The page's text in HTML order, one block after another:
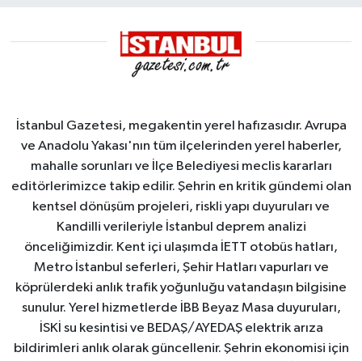
İstanbul Gazetesi, megakentin yerel hafızasıdır. Avrupa
ve Anadolu Yakası'nın tüm ilçelerinden yerel haberler,
mahalle sorunları ve İlçe Belediyesi meclis kararları
editörlerimizce takip edilir. Şehrin en kritik gündemi olan
kentsel dönüşüm projeleri, riskli yapı duyuruları ve
Kandilli verileriyle İstanbul deprem analizi
önceliğimizdir. Kent içi ulaşımda İETT otobüs hatları,
Metro İstanbul seferleri, Şehir Hatları vapurları ve
köprülerdeki anlık trafik yoğunluğu vatandaşın bilgisine
sunulur. Yerel hizmetlerde İBB Beyaz Masa duyuruları,
İSKİ su kesintisi ve BEDAŞ/AYEDAŞ elektrik arıza
bildirimleri anlık olarak güncellenir. Şehrin ekonomisi için